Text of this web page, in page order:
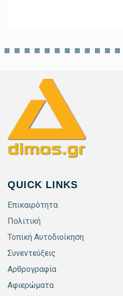
QUICK LINKS
Επικαιρότητα
Πολιτική
Τοπική Αυτοδιοίκηση
Συνεντεύξεις
Αρθρογραφία
Αφιερώματα